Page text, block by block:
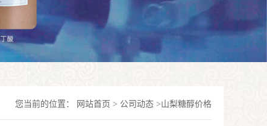
您当前的位置： 网站首页 > 公司动态 >山梨糖醇价格